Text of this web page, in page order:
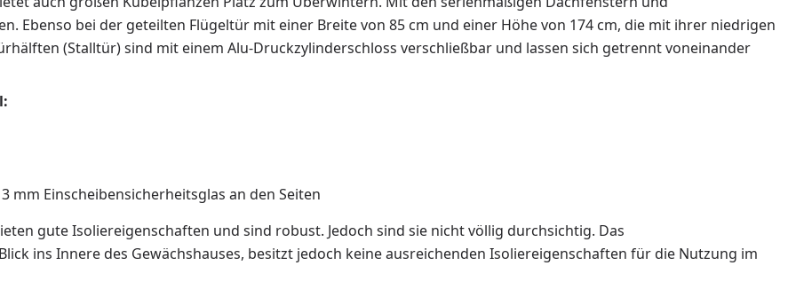
Ebenso bei der geteilten Flügeltür mit einer Breite von 85 cm und einer Höhe von 174 cm, die mit ihrer niedrigen
(Stalltür) sind mit einem Alu-Druckzylinderschloss verschließbar und lassen sich getrennt voneinander
mm Einscheibensicherheitsglas an den Seiten
gute Isoliereigenschaften und sind robust. Jedoch sind sie nicht völlig durchsichtig. Das
ins Innere des Gewächshauses, besitzt jedoch keine ausreichenden Isoliereigenschaften für die Nutzung im